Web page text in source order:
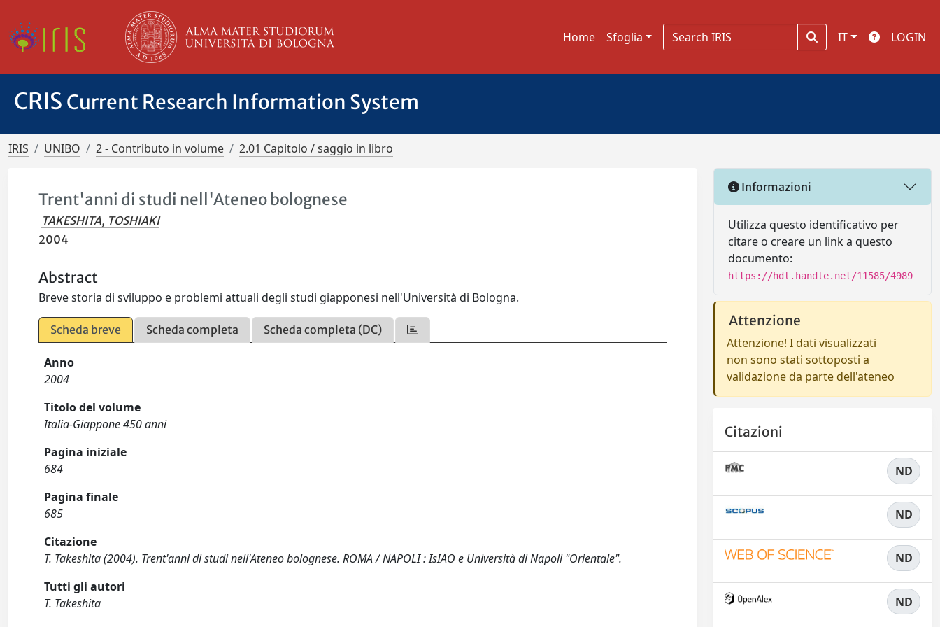
Home Sfoglia IT LOGIN
CRIS Current Research Information System
IRIS UNIBO 2 - Contributo in volume 2.01 Capitolo / saggio in libro
Trent'anni di studi nell'Ateneo bolognese
TAKESHITA, TOSHIAKI
2004
Abstract
Breve storia di sviluppo e problemi attuali degli studi giapponesi nell'Università di Bologna.
Scheda breve Scheda completa Scheda completa (DC)
Anno
2004
Titolo del volume
Italia-Giappone 450 anni
Pagina iniziale
684
Pagina finale
685
Citazione
T. Takeshita (2004). Trent'anni di studi nell'Ateneo bolognese. ROMA / NAPOLI : IsIAO e Università di Napoli "Orientale".
Tutti gli autori
T. Takeshita
Informazioni
Utilizza questo identificativo per
citare o creare un link a questo
documento:
https://hdl.handle.net/11585/4989
Attenzione
Attenzione! I dati visualizzati
non sono stati sottoposti a
validazione da parte dell'ateneo
Citazioni
ND
ND
ND
ND